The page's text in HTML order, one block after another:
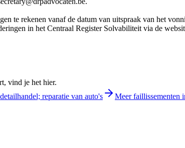
te rekenen vanaf de datum van uitspraak van het
in het Centraal Register Solvabiliteit via de
vind je het hier.
reparatie van auto's
Meer faillissementen